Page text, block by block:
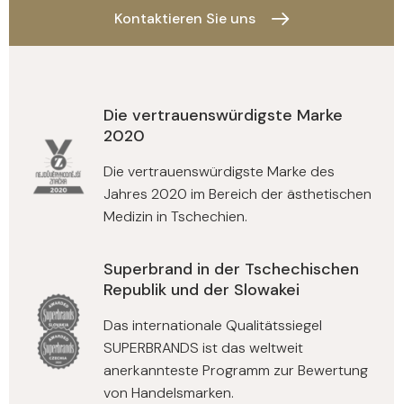
Kontaktieren Sie uns
Die vertrauenswürdigste Marke
2020
Die vertrauenswürdigste Marke des
Jahres 2020 im Bereich der ästhetischen
Medizin in Tschechien.
Superbrand in der Tschechischen
Republik und der Slowakei
Das internationale Qualitätssiegel
SUPERBRANDS ist das weltweit
anerkannteste Programm zur Bewertung
von Handelsmarken.